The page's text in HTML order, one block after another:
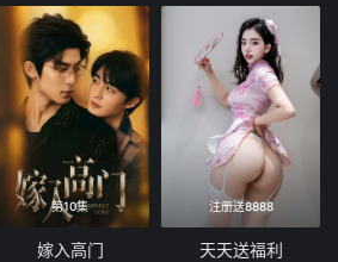
第10集
嫁入高门
注册送8888
天天送福利